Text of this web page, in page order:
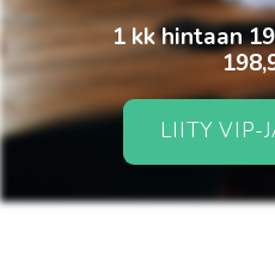
1 kk hintaan
LIITY VIP-